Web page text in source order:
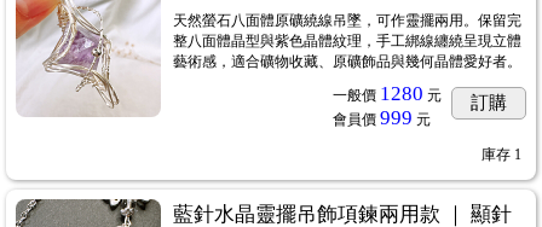
天然螢石八面體原礦繞線吊墜，可作靈擺兩用。保留完
整八面體晶型與紫色晶體紋理，手工綁線纏繞呈現立體
藝術感，適合礦物收藏、原礦飾品與幾何晶體愛好者。
一般價 1280 元
會員價 999 元
訂購
庫存 1
藍針水晶靈擺吊飾項鍊兩用款 ｜ 顯針